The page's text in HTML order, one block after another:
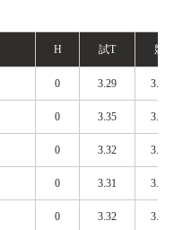
H 試T 競
0 3.29 3.361
0 3.35 3.395
0 3.32 3.395
0 3.31 3.398
0 3.32 3.405